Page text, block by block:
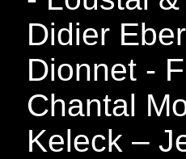
Didier
Dionnet -
Chantal
Keleck –